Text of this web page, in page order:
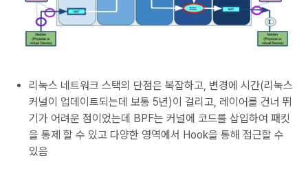
리눅스 네트워크 스택의 단점은 복잡하고, 변경에 시간(리눅스
커널이 업데이트되는데 보통 5년)이 걸리고, 레이어를 건너 뛰
기가 어려운 점이었는데 BPF는 커널에 코드를 삽입하여 패킷
을 통제 할 수 있고 다양한 영역에서 Hook을 통해 접근할 수
있음